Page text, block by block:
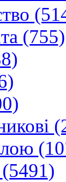
(755)
(5491)